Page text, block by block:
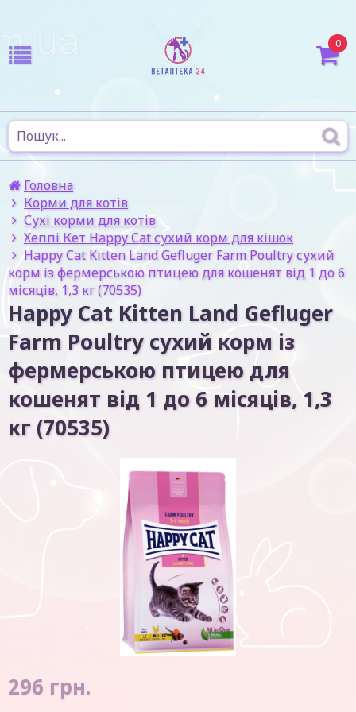
0
Головна
Корми для котів
Сухі корми для котів
Хеппі Кет Happy Cat сухий корм для кішок
Happy Cat Kitten Land Gefluger Farm Poultry сухий
корм із фермерською птицею для кошенят від 1 до 6
місяців, 1,3 кг (70535)
Happy Cat Kitten Land Gefluger
Farm Poultry сухий корм із
фермерською птицею для
кошенят від 1 до 6 місяців, 1,3
кг (70535)
296 грн.